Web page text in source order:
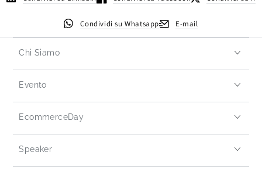
Condividi su Whatsapp E-mail
Chi Siamo
Evento
EcommerceDay
Speaker